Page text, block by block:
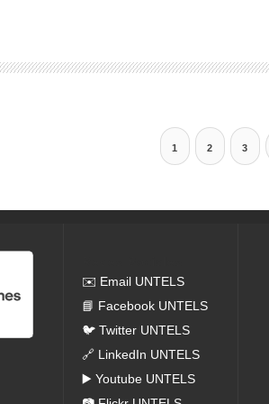
1 2 3
✉️ Email UNTELS
📘 Facebook UNTELS
🐦 Twitter UNTELS
🔗 LinkedIn UNTELS
▶️ Youtube UNTELS